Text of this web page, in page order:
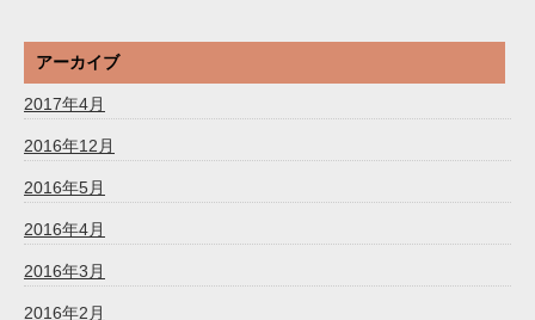
アーカイブ
2017年4月
2016年12月
2016年5月
2016年4月
2016年3月
2016年2月